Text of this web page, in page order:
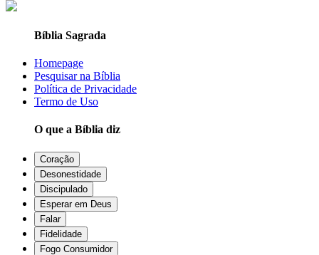
Bíblia Sagrada
Homepage
Pesquisar na Bíblia
Política de Privacidade
Termo de Uso
O que a Bíblia diz
Coração
Desonestidade
Discipulado
Esperar em Deus
Falar
Fidelidade
Fogo Consumidor